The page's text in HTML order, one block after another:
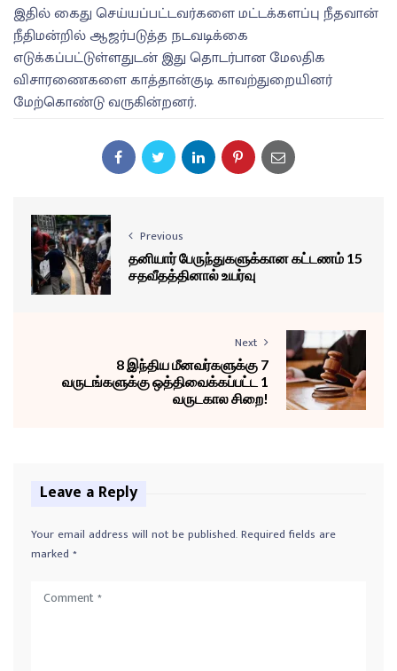
இதில் கைது செய்யப்பட்டவர்களை மட்டக்களப்பு நீதவான்
நீதிமன்றில் ஆஜர்படுத்த நடவடிக்கை
எடுக்கப்பட்டுள்ளதுடன் இது தொடர்பான மேலதிக
விசாரணைகளை காத்தான்குடி காவற்துறையினர்
மேற்கொண்டு வருகின்றனர்.
Previous
தனியார் பேருந்துகளுக்கான கட்டணம் 15
சதவீதத்தினால் உயர்வு
Next
8 இந்திய மீனவர்களுக்கு 7
வருடங்களுக்கு ஒத்திவைக்கப்பட்ட 1
வருடகால சிறை!
Leave a Reply
Your email address will not be published.Required fields are
marked *